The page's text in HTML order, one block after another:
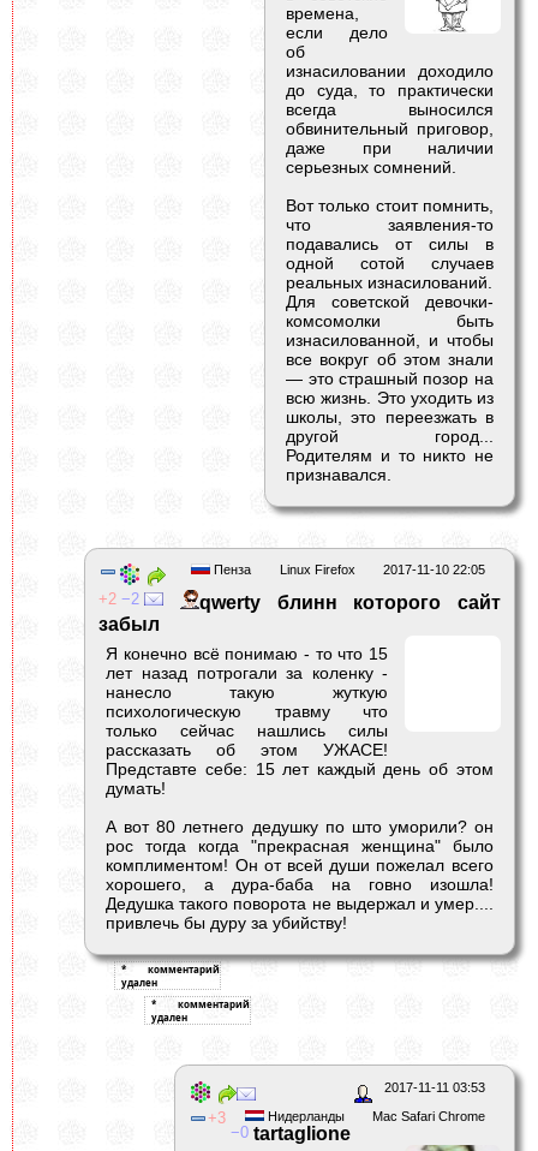
времена,
если дело
об
изнасиловании доходило
до суда, то практически
всегда выносился
обвинительный приговор,
даже при наличии
серьезных сомнений.
Вот только стоит помнить,
что заявления-то
подавались от силы в
одной сотой случаев
реальных изнасилований.
Для советской девочки-
комсомолки быть
изнасилованной, и чтобы
все вокруг об этом знали
— это страшный позор на
всю жизнь. Это уходить из
школы, это переезжать в
другой город...
Родителям и то никто не
признавался.
2017-11-10 22:05
Linux Firefox
Пенза
2 2
qwerty блинн которого сайт
забыл
Я конечно всё понимаю - то что 15
лет назад потрогали за коленку -
нанесло такую жуткую
психологическую травму что
только сейчас нашлись силы
рассказать об этом УЖАСЕ!
Представте себе: 15 лет каждый день об этом
думать!
А вот 80 летнего дедушку по што уморили? он
рос тогда когда "прекрасная женщина" было
комплиментом! Он от всей души пожелал всего
хорошего, а дура-баба на говно изошла!
Дедушка такого поворота не выдержал и умер....
привлечь бы дуру за убийству!
2017-11-11 03:53
Mac Safari Chrome
Нидерланды
3
0 tartaglione